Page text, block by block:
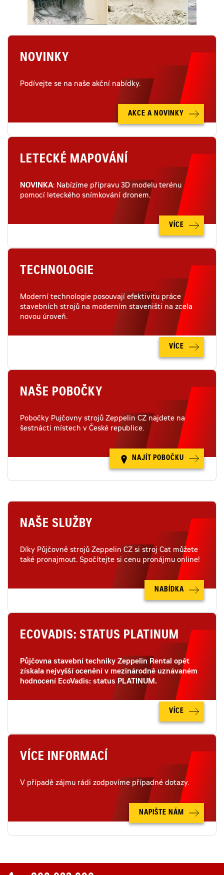
NOVINKY
Podívejte se na naše akční nabídky.
AKCE A NOVINKY
LETECKÉ MAPOVÁNÍ
NOVINKA: Nabízíme přípravu 3D modelu terénu
pomocí leteckého snímkování dronem.
VÍCE
TECHNOLOGIE
Moderní technologie posouvají efektivitu práce
stavebních strojů na moderním staveništi na zcela
novou úroveň.
VÍCE
NAŠE POBOČKY
Pobočky Pujčovny strojů Zeppelin CZ najdete na
šestnácti místech v České republice.
NAJÍT POBOČKU
NAŠE SLUŽBY
Díky Půjčovně strojů Zeppelin CZ si stroj Cat můžete
také pronajmout. Spočítejte si cenu pronájmu online!
NABÍDKA
ECOVADIS: STATUS PLATINUM
Půjčovna stavební techniky Zeppelin Rental opět
získala nejvyšší ocenění v mezinárodně uznávaném
hodnocení EcoVadis: status PLATINUM.
VÍCE
VÍCE INFORMACÍ
V případě zájmu rádi zodpovíme případné dotazy.
NAPIŠTE NÁM